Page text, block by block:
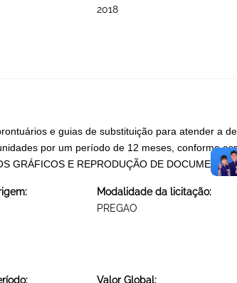
2018
e guias de substituição para atender a
por um período de 12 meses, conforme
GRÁFICOS E REPRODUÇÃO DE
Modalidade da licitação:
PREGAO
Valor Global: